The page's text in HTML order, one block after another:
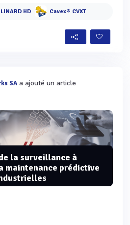
LINARD HD Cavex® CVXT
SA a ajouté un article
la surveillance à
maintenance prédictive